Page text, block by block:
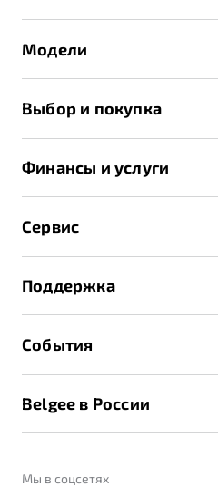
Модели
X70
Выбор и покупка
Спецпредложения и Акции
Записаться на тест-драйв
Получить предложение
Финансы и услуги
Трейд-ин
Страхование
Расчет КАСКО
Сервис
Руководство по эксплуатации
Техническое обслуживание
Калькулятор ТО
Поддержка
Помощь на дорогах
Belgee Линк
События
Контакты
Belgee в России
О дилерском центре
Мы в соцсетях